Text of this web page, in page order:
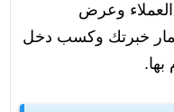
العملاء وعرض
خبرتك وكسب دخل
بها.